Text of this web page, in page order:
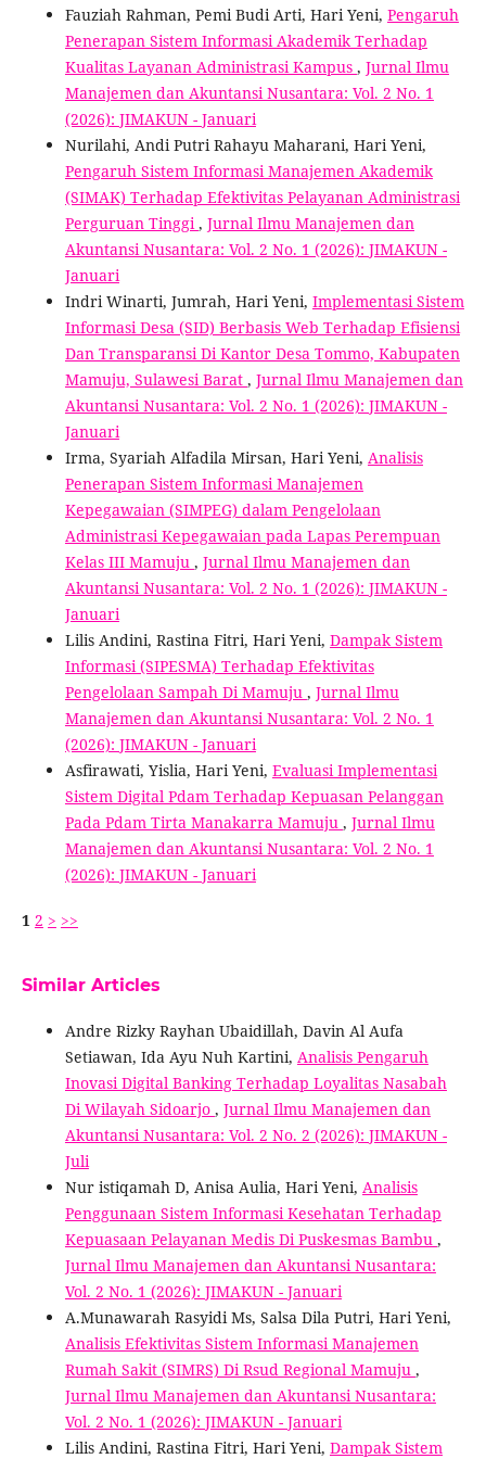
Fauziah Rahman, Pemi Budi Arti, Hari Yeni, Pengaruh
Penerapan Sistem Informasi Akademik Terhadap
Kualitas Layanan Administrasi Kampus , Jurnal Ilmu
Manajemen dan Akuntansi Nusantara: Vol. 2 No. 1
(2026): JIMAKUN - Januari
Nurilahi, Andi Putri Rahayu Maharani, Hari Yeni,
Pengaruh Sistem Informasi Manajemen Akademik
(SIMAK) Terhadap Efektivitas Pelayanan Administrasi
Perguruan Tinggi , Jurnal Ilmu Manajemen dan
Akuntansi Nusantara: Vol. 2 No. 1 (2026): JIMAKUN -
Januari
Indri Winarti, Jumrah, Hari Yeni, Implementasi Sistem
Informasi Desa (SID) Berbasis Web Terhadap Efisiensi
Dan Transparansi Di Kantor Desa Tommo, Kabupaten
Mamuju, Sulawesi Barat , Jurnal Ilmu Manajemen dan
Akuntansi Nusantara: Vol. 2 No. 1 (2026): JIMAKUN -
Januari
Irma, Syariah Alfadila Mirsan, Hari Yeni, Analisis
Penerapan Sistem Informasi Manajemen
Kepegawaian (SIMPEG) dalam Pengelolaan
Administrasi Kepegawaian pada Lapas Perempuan
Kelas III Mamuju , Jurnal Ilmu Manajemen dan
Akuntansi Nusantara: Vol. 2 No. 1 (2026): JIMAKUN -
Januari
Lilis Andini, Rastina Fitri, Hari Yeni, Dampak Sistem
Informasi (SIPESMA) Terhadap Efektivitas
Pengelolaan Sampah Di Mamuju , Jurnal Ilmu
Manajemen dan Akuntansi Nusantara: Vol. 2 No. 1
(2026): JIMAKUN - Januari
Asfirawati, Yislia, Hari Yeni, Evaluasi Implementasi
Sistem Digital Pdam Terhadap Kepuasan Pelanggan
Pada Pdam Tirta Manakarra Mamuju , Jurnal Ilmu
Manajemen dan Akuntansi Nusantara: Vol. 2 No. 1
(2026): JIMAKUN - Januari
1 2 > >>
Similar Articles
Andre Rizky Rayhan Ubaidillah, Davin Al Aufa
Setiawan, Ida Ayu Nuh Kartini, Analisis Pengaruh
Inovasi Digital Banking Terhadap Loyalitas Nasabah
Di Wilayah Sidoarjo , Jurnal Ilmu Manajemen dan
Akuntansi Nusantara: Vol. 2 No. 2 (2026): JIMAKUN -
Juli
Nur istiqamah D, Anisa Aulia, Hari Yeni, Analisis
Penggunaan Sistem Informasi Kesehatan Terhadap
Kepuasaan Pelayanan Medis Di Puskesmas Bambu ,
Jurnal Ilmu Manajemen dan Akuntansi Nusantara:
Vol. 2 No. 1 (2026): JIMAKUN - Januari
A.Munawarah Rasyidi Ms, Salsa Dila Putri, Hari Yeni,
Analisis Efektivitas Sistem Informasi Manajemen
Rumah Sakit (SIMRS) Di Rsud Regional Mamuju ,
Jurnal Ilmu Manajemen dan Akuntansi Nusantara:
Vol. 2 No. 1 (2026): JIMAKUN - Januari
Lilis Andini, Rastina Fitri, Hari Yeni, Dampak Sistem